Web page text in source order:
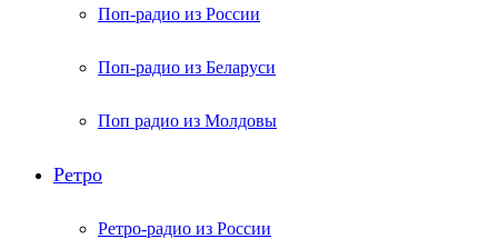
Поп-радио из России
Поп-радио из Беларуси
Поп радио из Молдовы
Ретро
Ретро-радио из России